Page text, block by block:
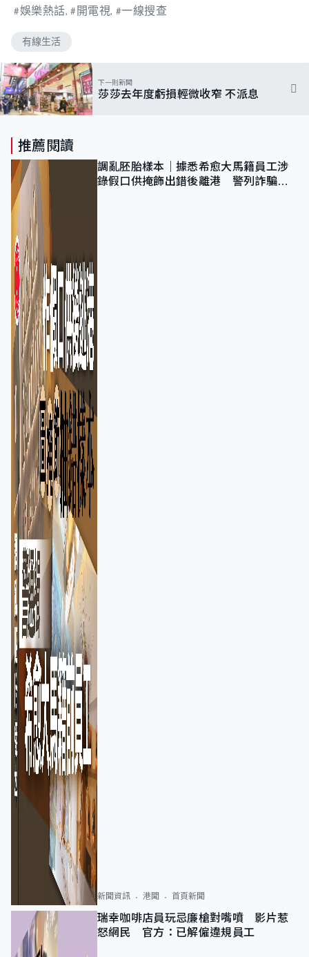
娛樂熱話 開電視 一線搜查
有線生活
下一則新聞
莎莎去年度虧損輕微收窄 不派息
推薦閱讀
調亂胚胎樣本｜據悉希愈大馬籍員工涉
錄假口供掩飾出錯後離港 警列詐騙
新聞資訊 港聞 首頁新聞
瑞幸咖啡店員玩忌廉槍對嘴噴 影片惹
怒網民 官方：已解僱違規員工